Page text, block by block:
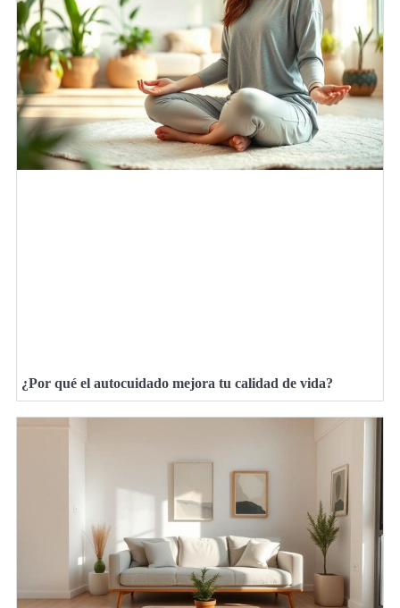
¿Por qué el autocuidado mejora tu calidad de vida?